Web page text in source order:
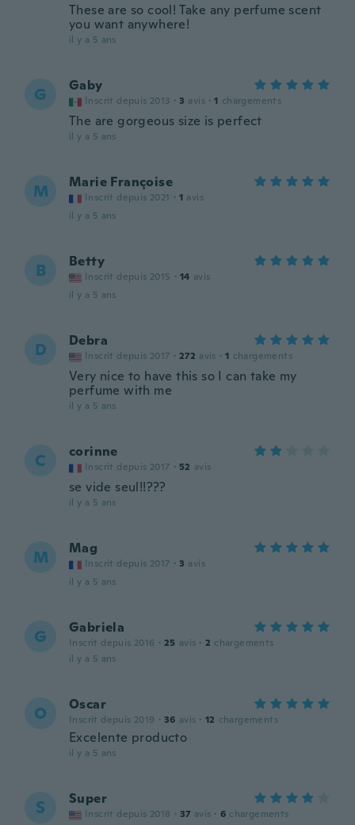
These are so cool! Take any perfume scent
you want anywhere!
il y a 5 ans
G Gaby
Inscrit depuis 2013 · 3 avis · 1 chargements
The are gorgeous size is perfect
il y a 5 ans
M Marie Françoise
Inscrit depuis 2021 · 1 avis
il y a 5 ans
B Betty
Inscrit depuis 2015 · 14 avis
il y a 5 ans
D Debra
Inscrit depuis 2017 · 272 avis · 1 chargements
Very nice to have this so I can take my
perfume with me
il y a 5 ans
C corinne
Inscrit depuis 2017 · 52 avis
se vide seul!!???
il y a 5 ans
M Mag
Inscrit depuis 2017 · 3 avis
il y a 5 ans
G Gabriela
Inscrit depuis 2016 · 25 avis · 2 chargements
il y a 5 ans
O Oscar
Inscrit depuis 2019 · 36 avis · 12 chargements
Excelente producto
il y a 5 ans
S Super
Inscrit depuis 2018 · 37 avis · 6 chargements